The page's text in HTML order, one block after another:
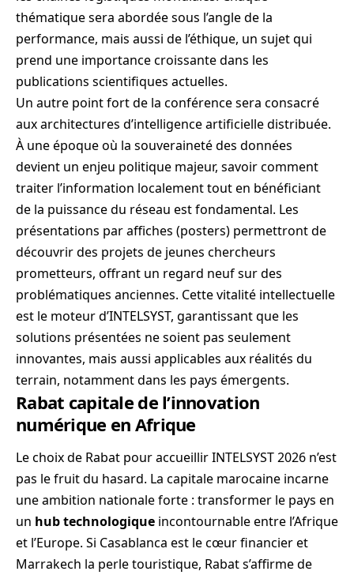
thématique sera abordée sous l’angle de la
performance, mais aussi de l’éthique, un sujet qui
prend une importance croissante dans les
publications scientifiques actuelles.
Un autre point fort de la conférence sera consacré
aux architectures d’intelligence artificielle distribuée.
À une époque où la souveraineté des données
devient un enjeu politique majeur, savoir comment
traiter l’information localement tout en bénéficiant
de la puissance du réseau est fondamental. Les
présentations par affiches (posters) permettront de
découvrir des projets de jeunes chercheurs
prometteurs, offrant un regard neuf sur des
problématiques anciennes. Cette vitalité intellectuelle
est le moteur d’INTELSYST, garantissant que les
solutions présentées ne soient pas seulement
innovantes, mais aussi applicables aux réalités du
terrain, notamment dans les pays émergents.
Rabat capitale de l’innovation
numérique en Afrique
Le choix de Rabat pour accueillir INTELSYST 2026 n’est
pas le fruit du hasard. La capitale marocaine incarne
une ambition nationale forte : transformer le pays en
un hub technologique incontournable entre l’Afrique
et l’Europe. Si Casablanca est le cœur financier et
Marrakech la perle touristique, Rabat s’affirme de